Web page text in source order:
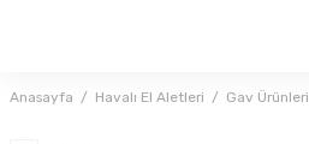
Anasayfa Havalı El Aletleri Gav Ürünleri